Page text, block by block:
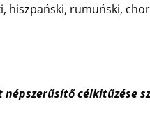
hiszpański, rumuński,
népszerűsítőcélkitűzése